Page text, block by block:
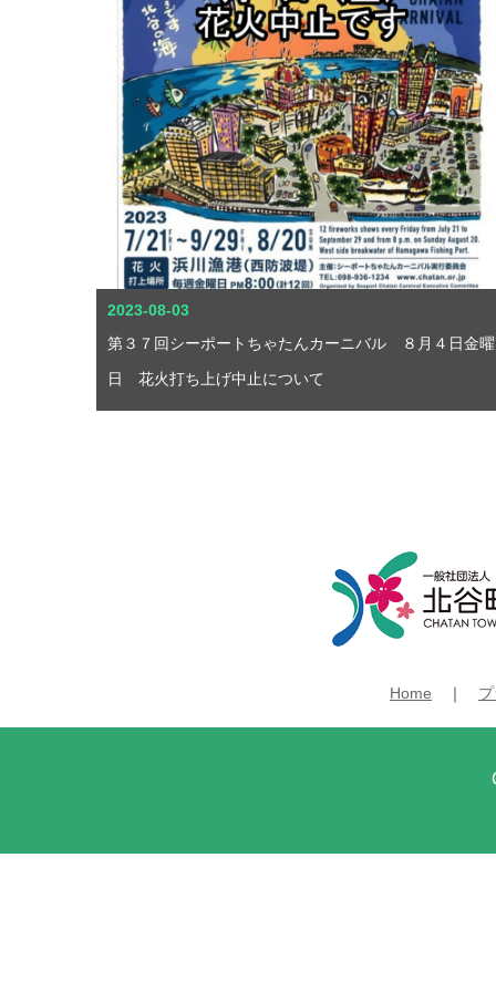
2023-08-03
第３７回シーポートちゃたんカーニバル ８月４日金曜
日 花火打ち上げ中止について
Home ｜